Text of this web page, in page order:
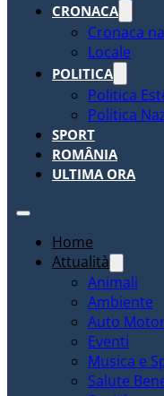
CRONACA
Cronaca
Locale
POLITICA
Politica
Politica
SPORT
ROMÂNIA
ULTIMA ORA
Home
Attualità
Animali
Ambiente
Auto
Eventi
Musica e
Salute